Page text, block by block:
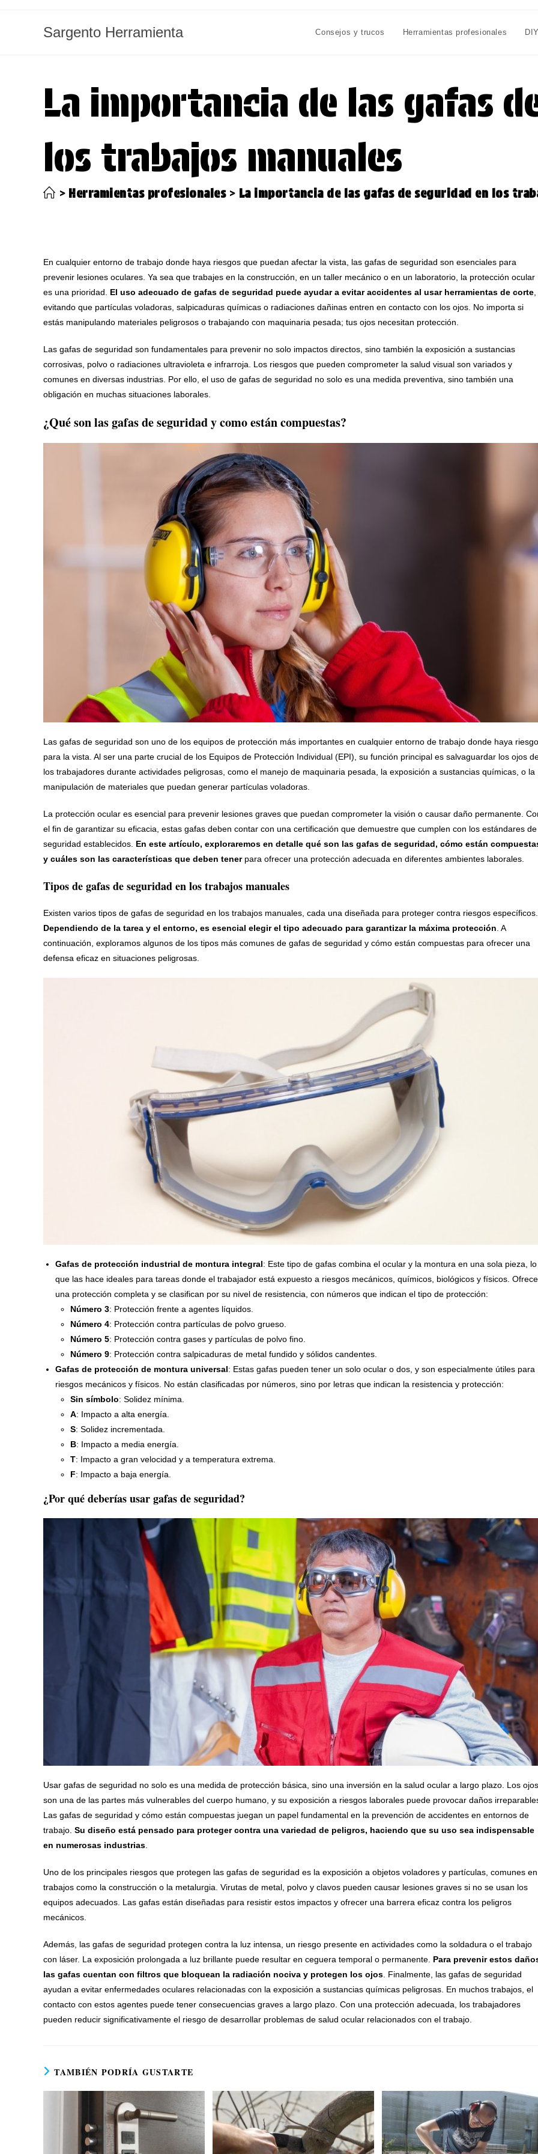
Sargento Herramienta Consejos y trucos Herramientas profesionales
La importancia de las gafas
los trabajos manuales
> Herramientas profesionales > La importancia de las gafas de seguridad en los
En cualquier entorno de trabajo donde haya riesgos que puedan afectar la vista, las gafas de seguridad son esenciales para
prevenir lesiones oculares. Ya sea que trabajes en la construcción, en un taller mecánico o en un laboratorio, la protección ocular
es una prioridad. El uso adecuado de gafas de seguridad puede ayudar a evitar accidentes al usar herramientas de corte
evitando que partículas voladoras, salpicaduras químicas o radiaciones dañinas entren en contacto con los ojos. No importa si
estás manipulando materiales peligrosos o trabajando con maquinaria pesada; tus ojos necesitan protección.
Las gafas de seguridad son fundamentales para prevenir no solo impactos directos, sino también la exposición a sustancias
corrosivas, polvo o radiaciones ultravioleta e infrarroja. Los riesgos que pueden comprometer la salud visual son variados y
comunes en diversas industrias. Por ello, el uso de gafas de seguridad no solo es una medida preventiva, sino también una
obligación en muchas situaciones laborales.
¿Qué son las gafas de seguridad y como están compuestas?
Las gafas de seguridad son uno de los equipos de protección más importantes en cualquier entorno de trabajo donde haya
para la vista. Al ser una parte crucial de los Equipos de Protección Individual (EPI), su función principal es salvaguardar los ojos
los trabajadores durante actividades peligrosas, como el manejo de maquinaria pesada, la exposición a sustancias químicas, o la
manipulación de materiales que puedan generar partículas voladoras.
La protección ocular es esencial para prevenir lesiones graves que puedan comprometer la visión o causar daño permanente.
el fin de garantizar su eficacia, estas gafas deben contar con una certificación que demuestre que cumplen con los estándares de
seguridad establecidos. En este artículo, exploraremos en detalle qué son las gafas de seguridad, cómo están
y cuáles son las características que deben tenerpara ofrecer una protección adecuada en diferentes ambientes laborales.
Tipos de gafas de seguridad en los trabajos manuales
Existen varios tipos de gafas de seguridad en los trabajos manuales, cada una diseñada para proteger contra riesgos específicos.
Dependiendo de la tarea y el entorno, es esencial elegir el tipo adecuado para garantizar la máxima protección. A
continuación, exploramos algunos de los tipos más comunes de gafas de seguridad y cómo están compuestas para ofrecer una
defensa eficaz en situaciones peligrosas.
Gafas de protección industrial de montura integral: Este tipo de gafas combina el ocular y la montura en una sola pieza, lo
que las hace ideales para tareas donde el trabajador está expuesto a riesgos mecánicos, químicos, biológicos y físicos.
una protección completa y se clasifican por su nivel de resistencia, con números que indican el tipo de protección:
Número 3: Protección frente a agentes líquidos.
Número 4: Protección contra partículas de polvo grueso.
Número 5: Protección contra gases y partículas de polvo fino.
Número 9: Protección contra salpicaduras de metal fundido y sólidos candentes.
Gafas de protección de montura universal: Estas gafas pueden tener un solo ocular o dos, y son especialmente útiles para
riesgos mecánicos y físicos. No están clasificadas por números, sino por letras que indican la resistencia y protección:
Sin símbolo: Solidez mínima.
A: Impacto a alta energía.
S: Solidez incrementada.
B: Impacto a media energía.
T: Impacto a gran velocidad y a temperatura extrema.
F: Impacto a baja energía.
¿Por qué deberías usar gafas de seguridad?
Usar gafas de seguridad no solo es una medida de protección básica, sino una inversión en la salud ocular a largo plazo. Los ojos
son una de las partes más vulnerables del cuerpo humano, y su exposición a riesgos laborales puede provocar daños
Las gafas de seguridad y cómo están compuestas juegan un papel fundamental en la prevención de accidentes en entornos de
trabajo. Su diseño está pensado para proteger contra una variedad de peligros, haciendo que su uso sea indispensable
en numerosas industrias
Uno de los principales riesgos que protegen las gafas de seguridad es la exposición a objetos voladores y partículas, comunes en
trabajos como la construcción o la metalurgia. Virutas de metal, polvo y clavos pueden causar lesiones graves si no se usan los
equipos adecuados. Las gafas están diseñadas para resistir estos impactos y ofrecer una barrera eficaz contra los peligros
mecánicos.
Además, las gafas de seguridad protegen contra la luz intensa, un riesgo presente en actividades como la soldadura o el trabajo
con láser. La exposición prolongada a luz brillante puede resultar en ceguera temporal o permanente. Para prevenir estos
las gafas cuentan con filtros que bloquean la radiación nociva y protegen los ojos . Finalmente, las gafas de seguridad
ayudan a evitar enfermedades oculares relacionadas con la exposición a sustancias químicas peligrosas. En muchos trabajos, el
contacto con estos agentes puede tener consecuencias graves a largo plazo. Con una protección adecuada, los trabajadores
pueden reducir significativamente el riesgo de desarrollar problemas de salud ocular relacionados con el trabajo.
TAMBIÉN PODRÍA GUSTARTE